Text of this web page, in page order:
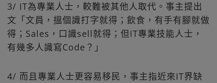
3/ IT為專業人士，較難被其他人取代。事主提出
文「文員，搵個識打字就得；飲食，有手有腳就做
得；Sales，口識sell就得；但IT專業技能人士，
有幾多人識寫Code？」
4/ 而且專業人士更容易移民，事主指近來IT界缺